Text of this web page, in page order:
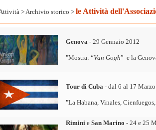
>Archivio storico > le Attività
Genova- 29 Gennaio 2012
"Mostra: “Van Gogh” e la
Tour di Cuba- dal 6 al 17
"La Habana, Vinales,
Riminie San Marino - 24 e 25